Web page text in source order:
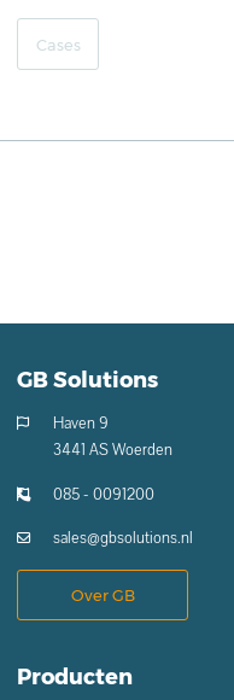
Cases
GB Solutions
Haven 9
3441 AS Woerden
085 - 0091200
sales@gbsolutions.nl
Over GB
Producten